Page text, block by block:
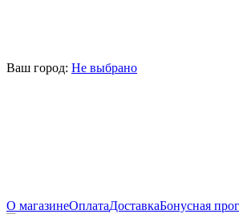
Ваш город: Не выбрано
О магазинеОплатаДоставкаБонусная